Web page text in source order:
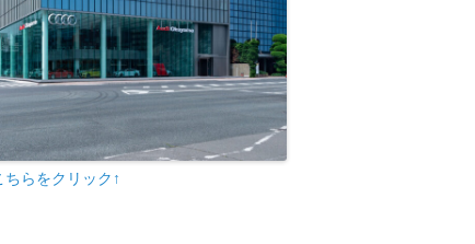
ちらをクリック↑